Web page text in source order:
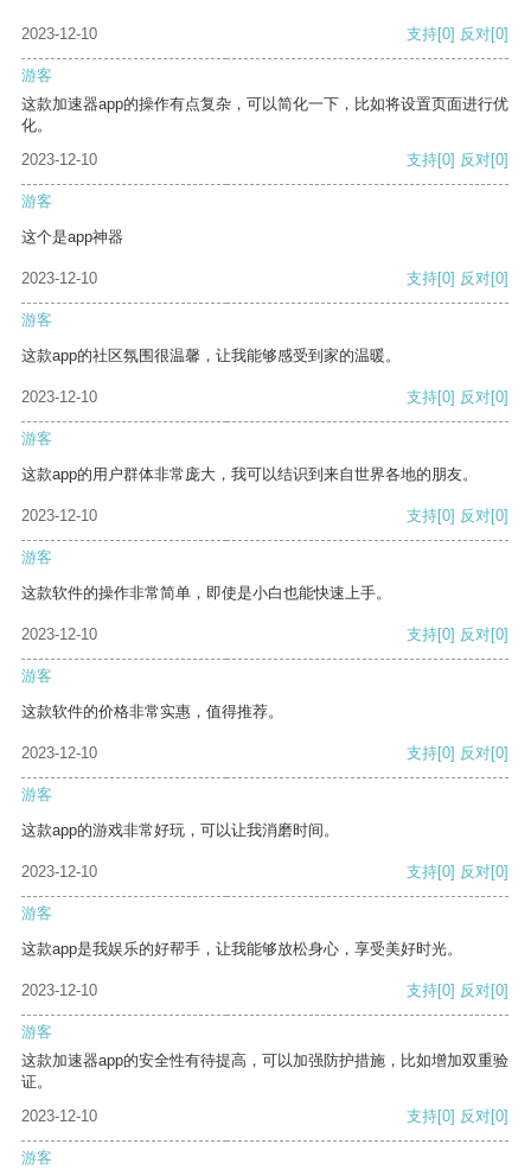
2023-12-10 支持[0] 反对[0]
游客
这款加速器app的操作有点复杂，可以简化一下，比如将设置页面进行优
化。
2023-12-10
支持[0] 反对[0]
游客
这个是app神器
2023-12-10 支持[0] 反对[0]
游客
这款app的社区氛围很温馨，让我能够感受到家的温暖。
2023-12-10 支持[0] 反对[0]
游客
这款app的用户群体非常庞大，我可以结识到来自世界各地的朋友。
2023-12-10 支持[0] 反对[0]
游客
这款软件的操作非常简单，即使是小白也能快速上手。
2023-12-10 支持[0] 反对[0]
游客
这款软件的价格非常实惠，值得推荐。
2023-12-10 支持[0] 反对[0]
游客
这款app的游戏非常好玩，可以让我消磨时间。
2023-12-10 支持[0] 反对[0]
游客
这款app是我娱乐的好帮手，让我能够放松身心，享受美好时光。
2023-12-10 支持[0] 反对[0]
游客
这款加速器app的安全性有待提高，可以加强防护措施，比如增加双重验
证。
2023-12-10
支持[0] 反对[0]
游客